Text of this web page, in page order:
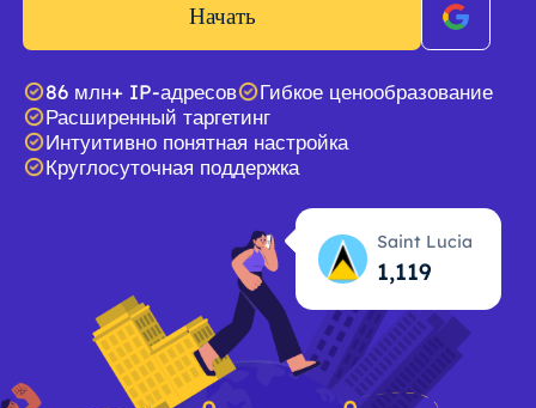
Начать
86 млн+ IP-адресов
Гибкое ценообразование
Расширенный таргетинг
Интуитивно понятная настройка
Круглосуточная поддержка
Saint Lucia
1,120